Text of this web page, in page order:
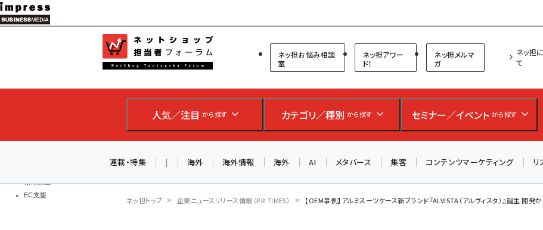
メ
イ
ン
ツ
移
教育講座
EC支援
ネットショップ担当者フォーラム
ネッ担お悩み相談
室
ネッ担アワー
ド！
ネッ担メルマ
ガ
ネッ担
て
人気／注目 から探す カテゴリ／種別 から探す セミナー／イベント から探す
連載・特集 | 海外 海外情報 海外 AI メタバース 集客 コンテンツマーケティング リ
ネッ担トップ 企業ニュースリリース情報（PR TIMES） 【OEM事例】アルミスーツケース新ブランド『ALVISTA（アルヴィスタ）』誕生 開
AIが買い物を代行する時代に打つべき「次の一手」とは？
アルペン、オイシックス、元UA責任者が登壇のリアルECセ
ミナー（8/26＠東京）【交流会も実施】